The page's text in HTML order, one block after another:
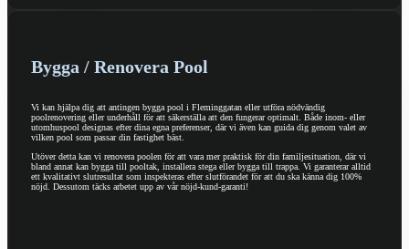
Bygga / Renovera Pool
Vi kan hjälpa dig att antingen bygga pool i Fleminggatan eller utföra nödvändig
poolrenovering eller underhåll för att säkerställa att den fungerar optimalt. Både inom- eller
utomhuspool designas efter dina egna preferenser, där vi även kan guida dig genom valet av
vilken pool som passar din fastighet bäst.
Utöver detta kan vi renovera poolen för att vara mer praktisk för din familjesituation, där vi
bland annat kan bygga till pooltak, installera stega eller bygga till trappa. Vi garanterar alltid
ett kvalitativt slutresultat som inspekteras efter slutförandet för att du ska känna dig 100%
nöjd. Dessutom täcks arbetet upp av vår nöjd-kund-garanti!